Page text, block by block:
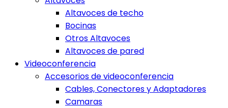
Altavoces de techo
Bocinas
Otros Altavoces
Altavoces de pared
Videoconferencia
Accesorios de videoconferencia
Cables, Conectores y Adaptadores
Camaras